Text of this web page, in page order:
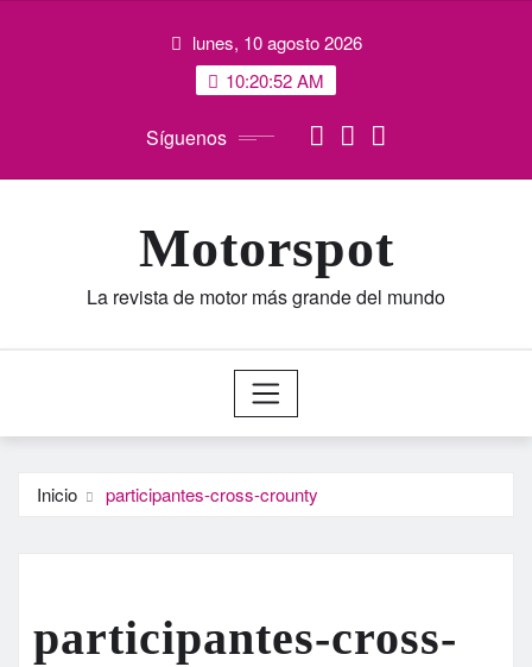
lunes, 10 agosto 2026
10:20:53 AM
Síguenos
Motorspot
La revista de motor más grande del mundo
Inicio participantes-cross-crounty
participantes-cross-